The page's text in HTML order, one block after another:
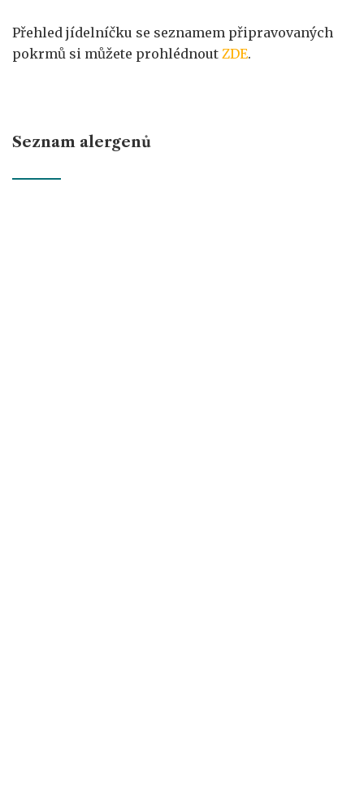
Přehled jídelníčku se seznamem připravovaných
pokrmů si můžete prohlédnout ZDE.
Seznam alergenů